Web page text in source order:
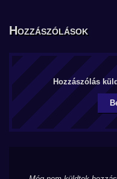
Hozzászólások
Hozzászólás